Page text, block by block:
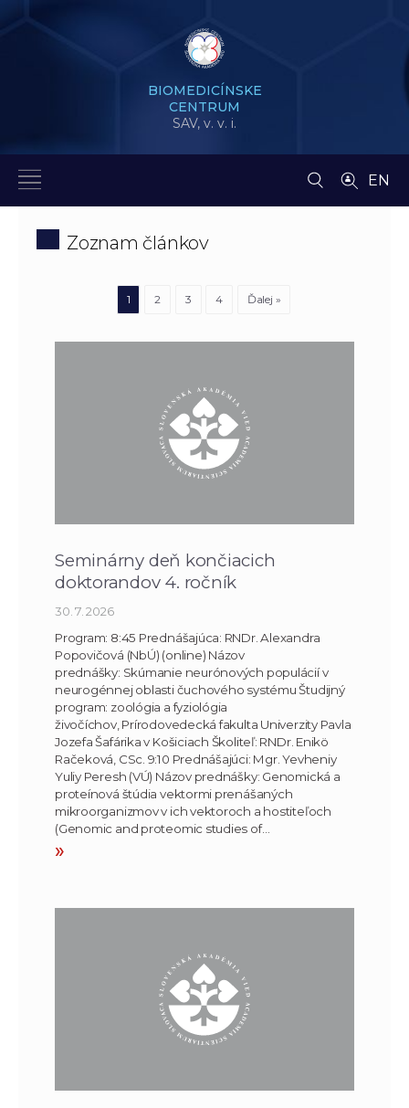
BIOMEDICÍNSKE
CENTRUM
SAV, v. v. i.
EN
Zoznam článkov
1 2 3 4 Ďalej »
Seminárny deň končiacich
doktorandov 4. ročník
30. 7. 2026
Program: 8:45 Prednášajúca: RNDr. Alexandra
Popovičová (NbÚ) (online) Názov
prednášky: Skúmanie neurónových populácií v
neurogénnej oblasti čuchového systému Študijný
program: zoológia a fyziológia
živočíchov, Prírodovedecká fakulta Univerzity Pavla
Jozefa Šafárika v Košiciach Školiteľ: RNDr. Enikö
Račeková, CSc. 9:10 Prednášajúci: Mgr. Yevheniy
Yuliy Peresh (VÚ) Názov prednášky: Genomická a
proteínová štúdia vektormi prenášaných
mikroorganizmov v ich vektoroch a hostiteľoch
(Genomic and proteomic studies of…
»